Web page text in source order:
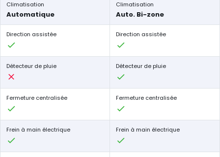
Climatisation
Automatique
Climatisation
Auto. Bi-zone
Direction assistée Direction assistée
Détecteur de pluie Détecteur de pluie
Fermeture centralisée Fermeture centralisée
Frein à main électrique Frein à main électrique